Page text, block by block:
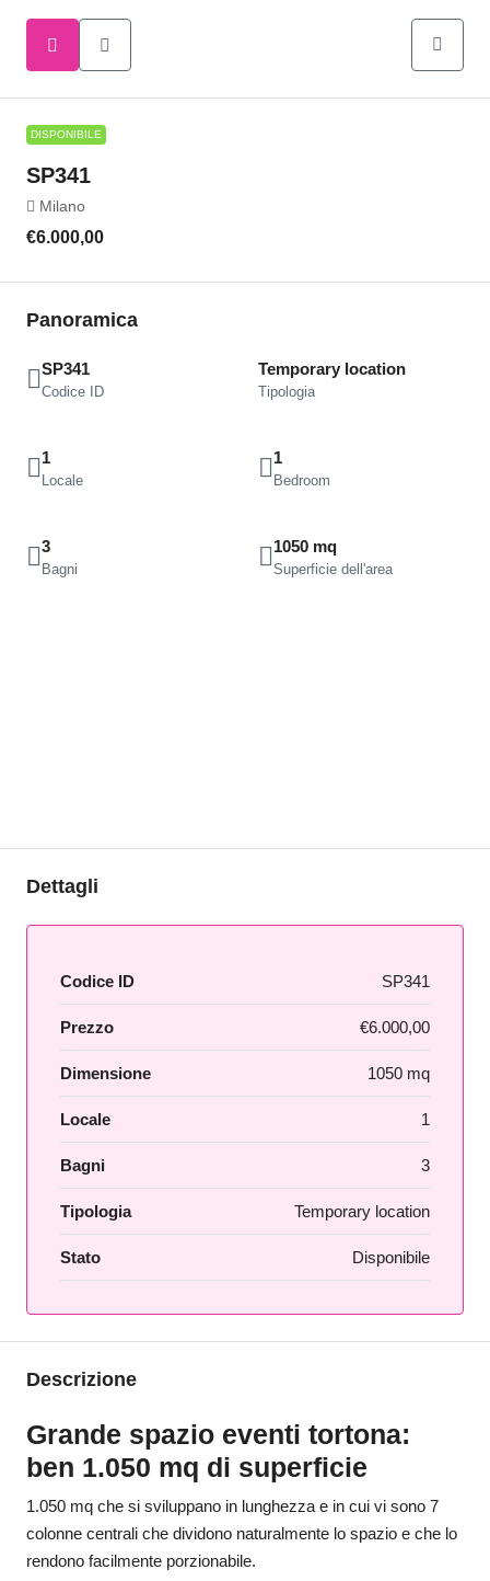
DISPONIBILE
SP341
Milano
€6.000,00
Panoramica
SP341
Codice ID
Temporary location
Tipologia
1
Locale
1
Bedroom
3
Bagni
1050 mq
Superficie dell'area
Dettagli
Codice ID SP341
Prezzo €6.000,00
Dimensione 1050 mq
Locale 1
Bagni 3
Tipologia Temporary location
Stato Disponibile
Descrizione
Grande spazio eventi tortona:
ben 1.050 mq di superficie
1.050 mq che si sviluppano in lunghezza e in cui vi sono 7
colonne centrali che dividono naturalmente lo spazio e che lo
rendono facilmente porzionabile.